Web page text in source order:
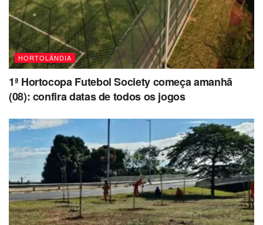
HORTOLÂNDIA
1ª Hortocopa Futebol Society começa amanhã
(08): confira datas de todos os jogos